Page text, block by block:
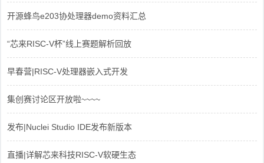
开源蜂鸟e203协处理器demo资料汇总
“芯来RISC-V杯”线上赛题解析回放
早春营|RISC-V处理器嵌入式开发
集创赛讨论区开放啦~~~~
发布|Nuclei Studio IDE发布新版本
直播|详解芯来科技RISC-V软硬生态